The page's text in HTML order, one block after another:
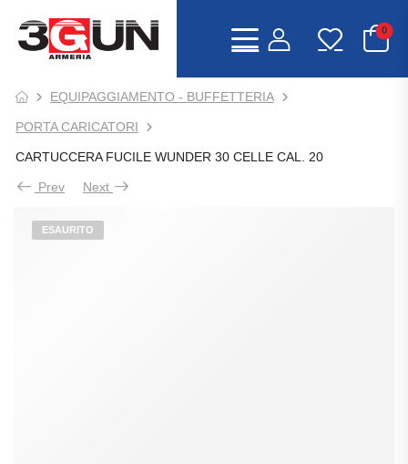
0
EQUIPAGGIAMENTO - BUFFETTERIA
PORTA CARICATORI
CARTUCCERA FUCILE WUNDER 30 CELLE CAL. 20
Prev Next
ESAURITO